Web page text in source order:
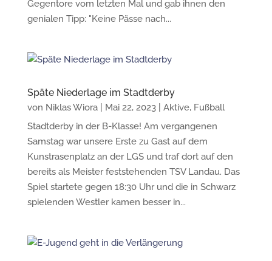
Gegentore vom letzten Mal und gab ihnen den
genialen Tipp: "Keine Pässe nach...
Späte Niederlage im Stadtderby
von Niklas Wiora| Mai 22, 2023| Aktive, Fußball
Stadtderby in der B-Klasse! Am vergangenen
Samstag war unsere Erste zu Gast auf dem
Kunstrasenplatz an der LGS und traf dort auf den
bereits als Meister feststehenden TSV Landau. Das
Spiel startete gegen 18:30 Uhr und die in Schwarz
spielenden Westler kamen besser in...